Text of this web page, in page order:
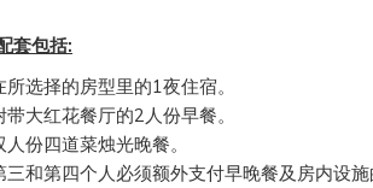
套包括:
所选择的房型里的1夜住宿。
带大红花餐厅的2人份早餐。
人份四道菜烛光晚餐。
三和第四个人必须额外支付早晚餐及房内设